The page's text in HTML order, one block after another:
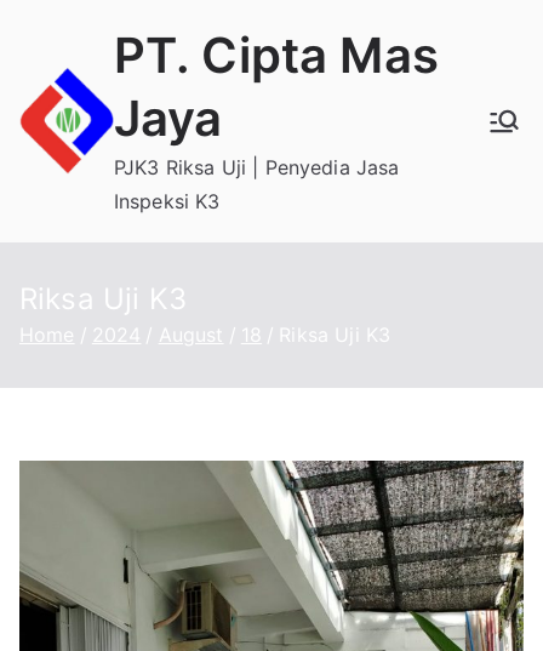
content
PT. Cipta Mas
Jaya
PJK3 Riksa Uji | Penyedia Jasa
Inspeksi K3
Riksa Uji K3
Home 2024 August 18 Riksa Uji K3